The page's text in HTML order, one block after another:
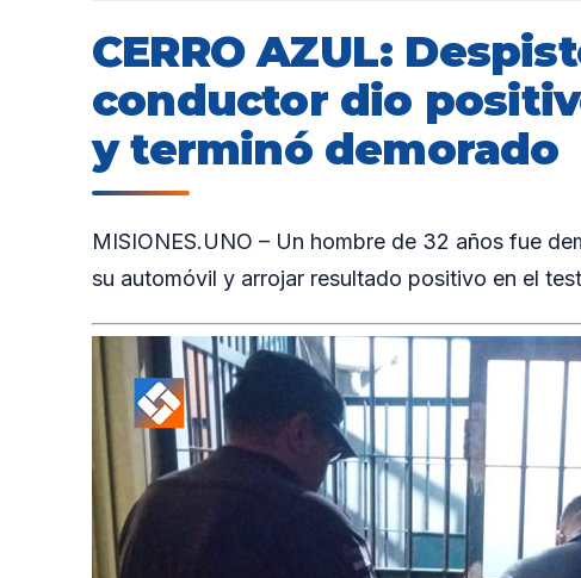
CERRO AZUL:
conductor dio
y terminó demorado
MISIONES.UNO – Un hombre de 32 años fue
su automóvil y arrojar resultado positivo en el